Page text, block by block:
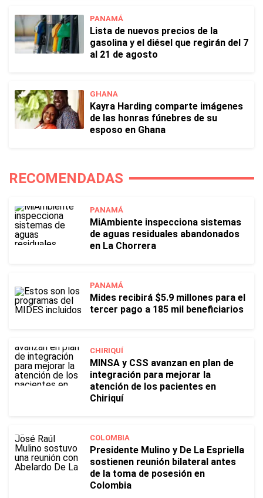
PANAMÁ
Lista de nuevos precios de la
gasolina y el diésel que regirán del 7
al 21 de agosto
GHANA
Kayra Harding comparte imágenes
de las honras fúnebres de su
esposo en Ghana
RECOMENDADAS
PANAMÁ
MiAmbiente inspecciona sistemas
de aguas residuales abandonados
en La Chorrera
PANAMÁ
Mides recibirá $5.9 millones para el
tercer pago a 185 mil beneficiarios
CHIRIQUÍ
MINSA y CSS avanzan en plan de
integración para mejorar la
atención de los pacientes en
Chiriquí
COLOMBIA
Presidente Mulino y De La Espriella
sostienen reunión bilateral antes
de la toma de posesión en
Colombia